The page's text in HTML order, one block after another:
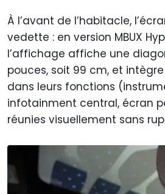
À l’avant de l’habitacle,
vedette : en version MBUX
l’affichage affiche une
pouces, soit 99 cm, et
dans leurs fonctions
infotainment central, écran
réunies visuellement sans